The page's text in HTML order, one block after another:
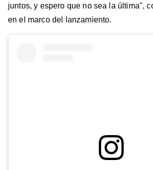
juntos, y espero que no sea la última",
en el marco del lanzamiento.